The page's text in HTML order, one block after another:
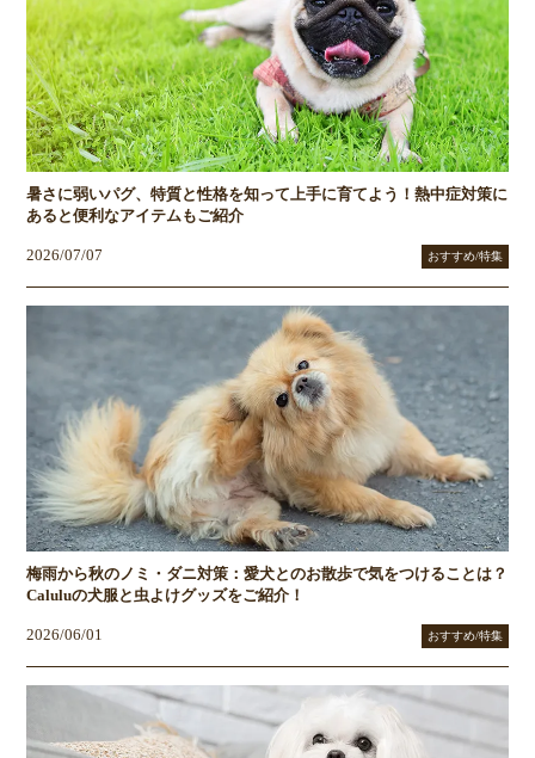
暑さに弱いパグ、特質と性格を知って上手に育てよう！熱中症対策に
あると便利なアイテムもご紹介
2026/07/07 おすすめ/特集
梅雨から秋のノミ・ダニ対策：愛犬とのお散歩で気をつけることは？
Caluluの犬服と虫よけグッズをご紹介！
2026/06/01 おすすめ/特集